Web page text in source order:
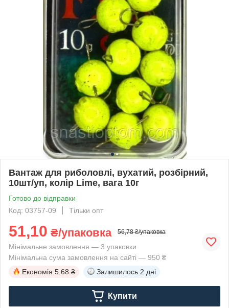
Вантаж для риболовлі, вухатий, розбірний,
10шт/уп, колір Lime, вага 10г
Готово до відправки
Код: 03757-09
Тільки опт
51,10 ₴/упаковка 56,78 ₴/упаковка
Мінімальне замовлення — 3 упаковки
Мінімальна сума замовлення на сайті — 950 ₴
Економія 5.68 ₴ Залишилось 2 дні
Купити